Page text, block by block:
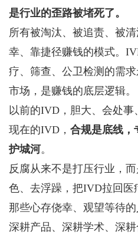
是行业的歪路被堵死了。
所有被淘汰、被追责、被
幸、靠捷径赚钱的模式。
疗、筛查、公卫检测的需
市场，是赚钱的底层逻辑。
以前的IVD，胆大、会处事
现在的IVD， 合规是底线，
护城河。
反腐从来不是打压行业，
色、去浮躁，把IVD拉回医
那些心存侥幸、观望等待的
深耕产品、深耕学术、深耕